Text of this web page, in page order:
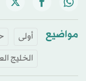
مواضيع أولى
الخليج